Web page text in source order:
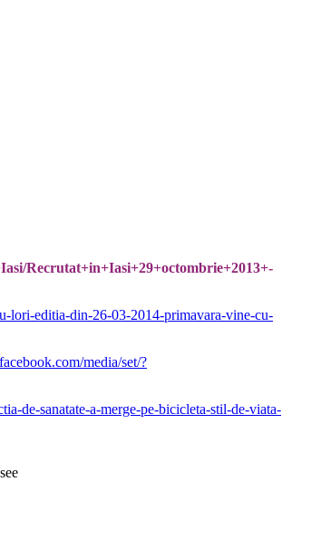
Recrutat+in+Iasi+29+octombrie+2013+-
lori-editia-din-26-03-2014-primavara-vine-cu-
media/set/?
de-sanatate-a-merge-pe-bicicleta-stil-de-viata-